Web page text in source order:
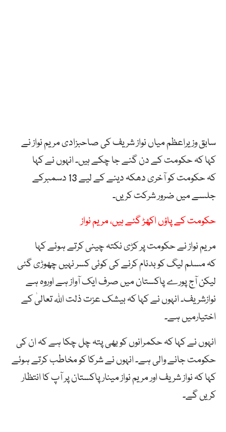
سابق وزیراعظم میاں نواز شریف کی صاحبزادی مریم نواز نے
کہا کہ حکومت کے دن گنے جا چکے ہیں۔ انہوں نے کہا
کہ حکومت کو آخری دھکہ دینے کے لیے 13 دسمبرکے
جلسے میں ضرور شرکت کریں۔
حکومت کے پاؤں اکھڑ گئے ہیں، مریم نواز
مریم نواز نے حکومت پر کڑی نکتہ چینی کرتے ہوئے کہا
کہ مسلم لیگ کو بدنام کرنے کی کوئی کسر نہیں چھوڑی گئی
لیکن آج پورے پاکستان میں صرف ایک آواز ہے اوروہ ہے
نوازشریف۔ انہوں نے کہا کہ بیشک عزت ذلت اللہ تعالیٰ کے
اختیارمیں ہے۔
انہوں نے کہا کہ حکمرانوں کو بھی پتہ چل چکا ہے کہ ان کی
حکومت جانے والی ہے۔ انہوں نے شرکا کو مخاطب کرتے ہوئے
کہا کہ نواز شریف اور مریم نواز مینار پاکستان پر آپ کا انتظار
کریں گے۔